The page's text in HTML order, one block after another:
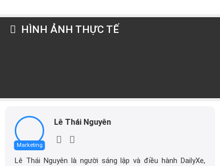
HÌNH ẢNH THỰC TẾ
Marketing
Lê Thái Nguyên
Lê Thái Nguyên là người sáng lập và điều hành DailyXe,